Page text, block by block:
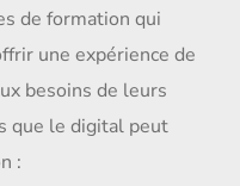
de formation qui
une expérience de
besoins de leurs
que le digital peut
: